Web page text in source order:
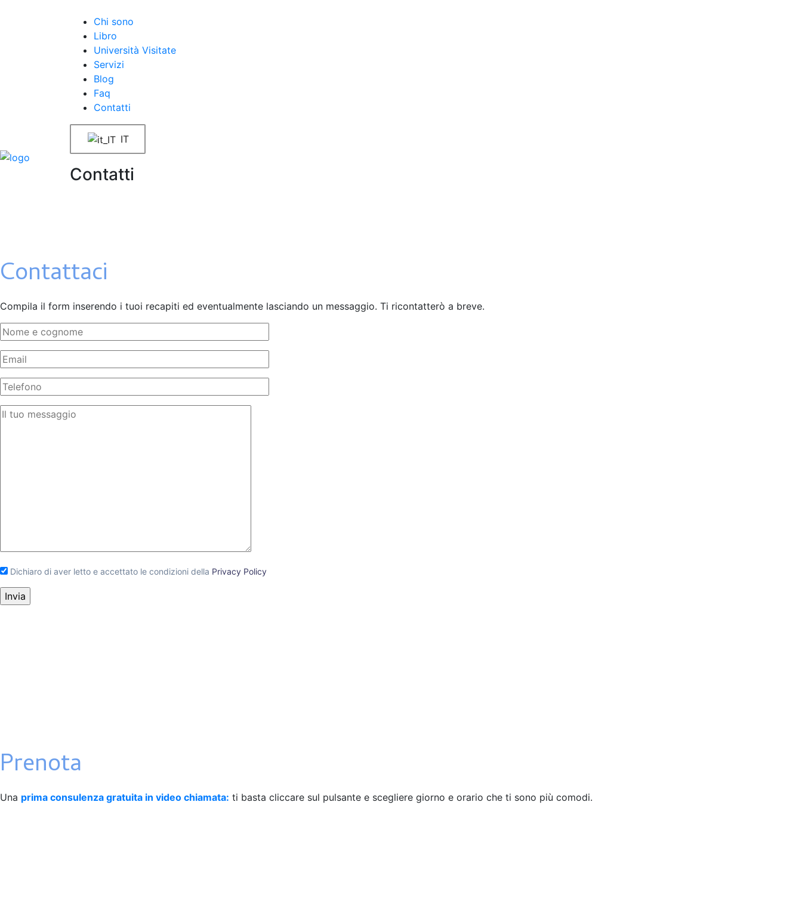
Chi sono
Libro
Università Visitate
Servizi
Blog
Faq
Contatti
IT
Contatti
Contattaci
Compila il form inserendo i tuoi recapiti ed eventualmente lasciando un messaggio. Ti ricontatterò a breve.
Dichiaro di aver letto e accettato le condizioni della Privacy Policy
Prenota
Una prima consulenza gratuita in video chiamata: ti basta cliccare sul pulsante e scegliere giorno e orario che ti sono più comodi.